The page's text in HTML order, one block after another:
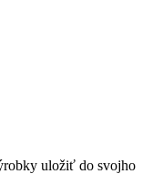
uložiť do svojho